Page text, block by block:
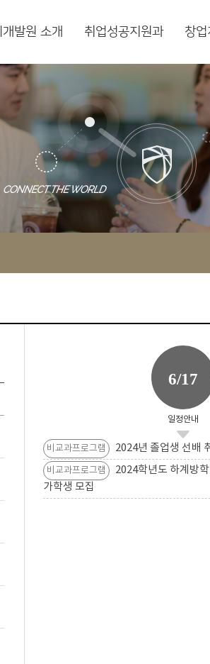
발원 소개 취업성공지원과 창
6/17
일정안내
비교과프로그램 2024년 졸업생 선배
비교과프로그램
2024학년도 하계방
가학생 모집